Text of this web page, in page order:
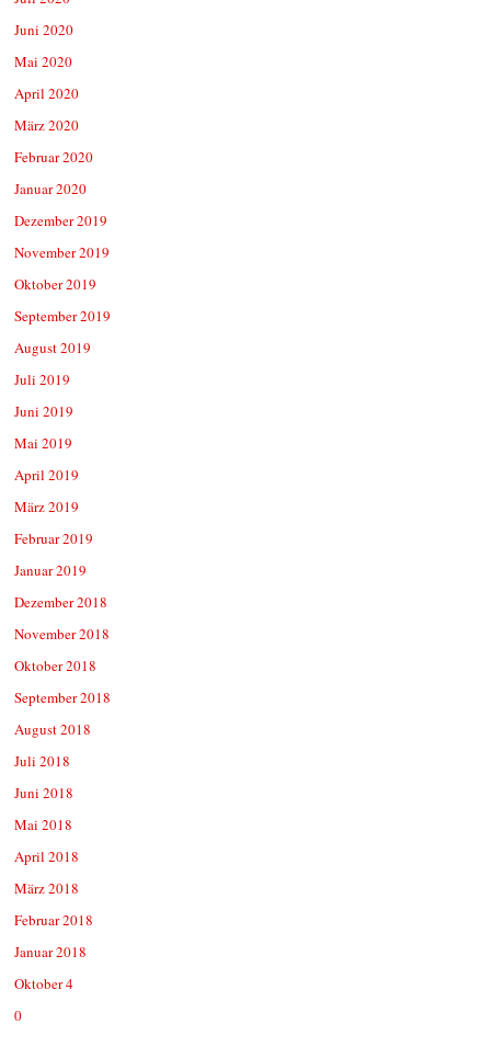
Juni 2020
Mai 2020
April 2020
März 2020
Februar 2020
Januar 2020
Dezember 2019
November 2019
Oktober 2019
September 2019
August 2019
Juli 2019
Juni 2019
Mai 2019
April 2019
März 2019
Februar 2019
Januar 2019
Dezember 2018
November 2018
Oktober 2018
September 2018
August 2018
Juli 2018
Juni 2018
Mai 2018
April 2018
März 2018
Februar 2018
Januar 2018
Oktober 4
0